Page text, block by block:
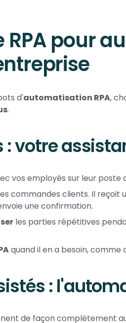
RPA pour
d'automatisation RPA,
.
: votre
vos employés sur leur poste
commandes clients. Il reçoit
une confirmation.
les parties répétitives
quand il en a besoin, comme
:
de façon complètement